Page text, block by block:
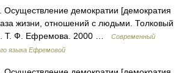
демократии [демократия
жизни, отношений с людьми. Толковый
Т. Ф. Ефремова. 2000 …
Современный
языка Ефремовой